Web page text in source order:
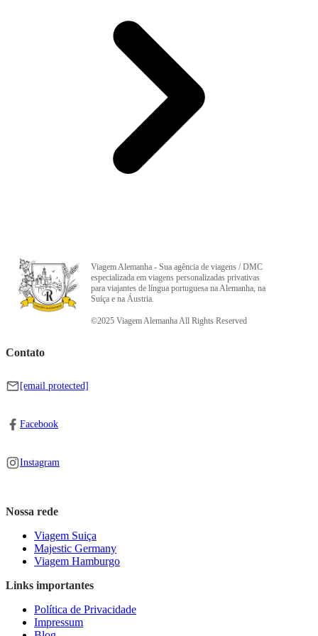
Viagem Alemanha - Sua agência de viagens / DMC
especializada em viagens personalizadas privativas
para viajantes de língua portuguesa na Alemanha, na
Suíça e na Áustria.
©2025 Viagem Alemanha All Rights Reserved
Contato
[email protected]
Facebook
Instagram
Nossa rede
Viagem Suiça
Majestic Germany
Viagem Hamburgo
Links importantes
Política de Privacidade
Impressum